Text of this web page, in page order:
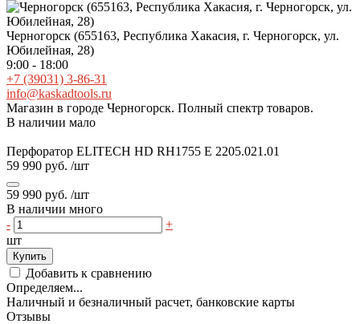
Черногорск (655163, Республика Хакасия, г. Черногорск, ул.
Юбилейная, 28)
9:00 - 18:00
+7 (39031) 3-86-31
info@kaskadtools.ru
Магазин в городе Черногорск. Полный спектр товаров.
В наличии мало
Перфоратор ELITECH HD RH1755 E 2205.021.01
59 990 руб. /шт
59 990 руб. /шт
В наличии много
-
+
шт
Купить
Добавить к сравнению
Определяем...
Наличный и безналичный расчет, банковские карты
Отзывы